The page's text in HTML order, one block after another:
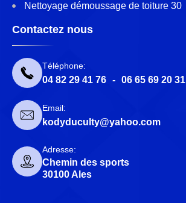
Nettoyage démoussage de toiture 30
Contactez nous
Téléphone:
04 82 29 41 76 - 06 65 69 20 31
Email:
kodyduculty@yahoo.com
Adresse:
Chemin des sports
30100 Ales